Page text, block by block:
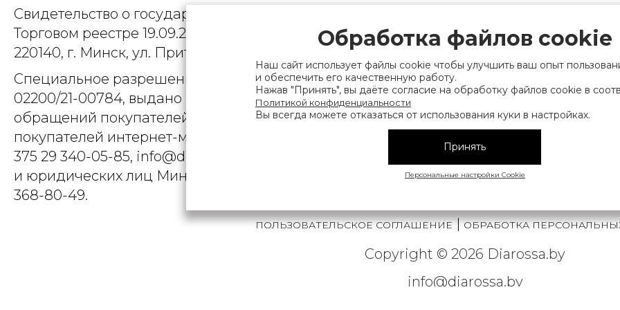
Свидетельство о государственной регистрации выдано Мингорисполкомом
Торговом реестре 19.09.2025, № 758300. Юридический адрес: 220007, г. Минск, ул.
220140, г. Минск, ул. Притыцкого, д.79, пом. 9
Специальное разрешение (лицензия) на деятельность, связанную с
02200/21-00784, выдано Министерством финансов Республики Беларусь. Номер
обращений покупателей интернет-магазина), а также лица уполномоченного
покупателей интернет-магазина о нарушении их прав, предусмотренных
375 29 340-05-85, info@diarossa.by. Номера контактных телефонов работников
и юридических лиц Минского городского исполнительного комитета,
368-80-49.
ПОЛЬЗОВАТЕЛЬСКОЕ СОГЛАШЕНИЕ|ОБРАБОТКА
Copyright © 2026 Diarossa.by
info@diarossa.by
Обработка файлов cookie
Наш сайт использует файлы cookie чтобы улучшить ваш опыт
и обеспечить его качественную работу.
Нажав "Принять", вы даёте согласие на обработку файлов cookie в
Политикой конфиденциальности
Вы всегда можете отказаться от использования куки в настройках.
Принять
Персональные настройки Cookie